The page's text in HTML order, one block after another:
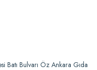
Batı Bulvarı Öz Ankara Gıda